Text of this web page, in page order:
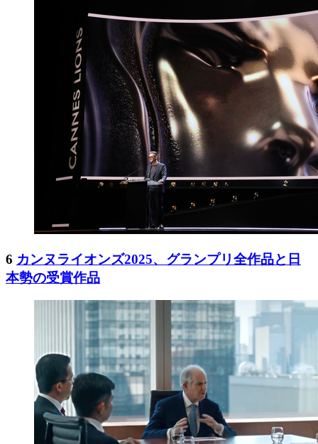
6 カンヌライオンズ2025、グランプリ全作品と日
本勢の受賞作品